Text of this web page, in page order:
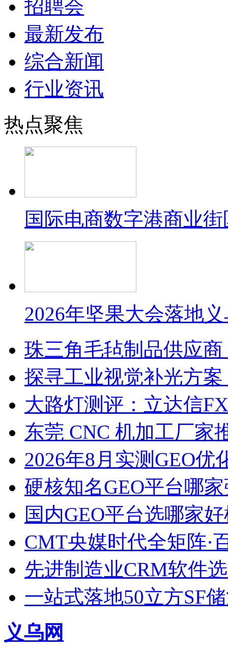
招聘会
最新发布
综合新闻
行业资讯
热点聚焦
国际电商数字港商业
2026年坚果大会落地
珠三角毛毡制品供应
探寻工业视觉补光方
大路灯测评：立达信
东莞 CNC 机加工厂家
2026年8月实测GEO优
硬核知名GEO平台哪
国内GEO平台选哪家
CMT央媒时代全矩阵·
先进制造业CRM软件
一站式落地50立方SF
义乌网